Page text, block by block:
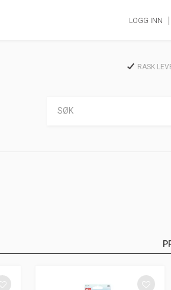
LOGG INN
RASK